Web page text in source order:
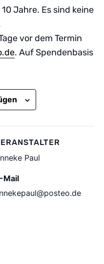
Jahre. Es sind keine
vor dem Termin
. Auf Spendenbasis
Paul
Mail